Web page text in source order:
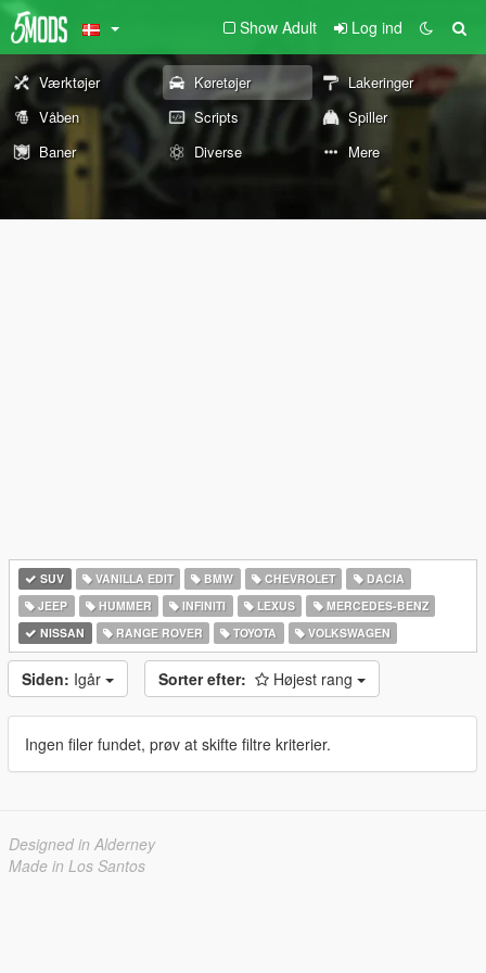
Show Adult Log ind
Værktøjer Køretøjer
Lakeringer
Våben
Scripts
Spiller
Baner
Diverse Mere
SUV VANILLA EDIT BMW CHEVROLET
DACIA
JEEP
HUMMER INFINITI LEXUS
MERCEDES-BENZ
NISSAN
RANGE ROVER TOYOTA VOLKSWAGEN
Siden: Igår Sorter efter: Højest rang
Ingen filer fundet, prøv at skifte filtre kriterier.
Designed in Alderney
Made in Los Santos